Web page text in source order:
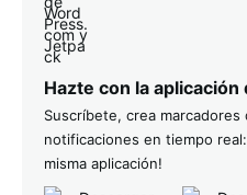
Hazte con la aplicación
Suscríbete, crea
notificaciones en tiempo
misma aplicación!